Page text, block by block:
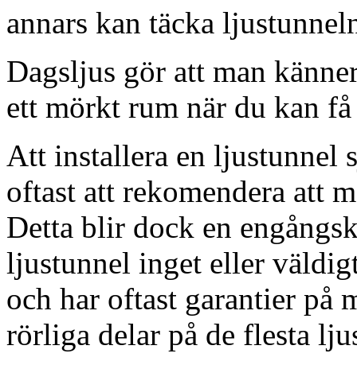
annars kan täcka
Dagsljus gör att man
ett mörkt rum när du kan
Att installera en ljustunnel
oftast att rekomendera att
Detta blir dock en
ljustunnel inget eller
och har oftast garantier på
rörliga delar på de flesta